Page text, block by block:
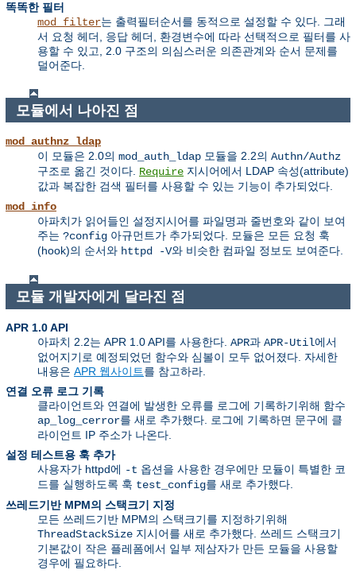
똑똑한 필터
mod_filter는 출력필터순서를 동적으로 설정할 수 있다. 그래
서 요청 헤더, 응답 헤더, 환경변수에 따라 선택적으로 필터를 사
용할 수 있고, 2.0 구조의 의심스러운 의존관계와 순서 문제를
덜어준다.
모듈에서 나아진 점
mod_authnz_ldap
이 모듈은 2.0의 mod_auth_ldap 모듈을 2.2의 Authn/Authz
구조로 옮긴 것이다. Require 지시어에서 LDAP 속성(attribute)
값과 복잡한 검색 필터를 사용할 수 있는 기능이 추가되었다.
mod_info
아파치가 읽어들인 설정지시어를 파일명과 줄번호와 같이 보여
주는 ?config 아규먼트가 추가되었다. 모듈은 모든 요청 훅
(hook)의 순서와 httpd -V와 비슷한 컴파일 정보도 보여준다.
모듈 개발자에게 달라진 점
APR 1.0 API
아파치 2.2는 APR 1.0 API를 사용한다. APR과 APR-Util에서
없어지기로 예정되었던 함수와 심볼이 모두 없어졌다. 자세한
내용은 APR 웹사이트를 참고하라.
연결 오류 로그 기록
클라이언트와 연결에 발생한 오류를 로그에 기록하기위해 함수
ap_log_cerror를 새로 추가했다. 로그에 기록하면 문구에 클
라이언트 IP 주소가 나온다.
설정 테스트용 훅 추가
사용자가 httpd에 -t 옵션을 사용한 경우에만 모듈이 특별한 코
드를 실행하도록 훅 test_config를 새로 추가했다.
쓰레드기반 MPM의 스택크기 지정
모든 쓰레드기반 MPM의 스택크기를 지정하기위해
ThreadStackSize 지시어를 새로 추가했다. 쓰레드 스택크기
기본값이 작은 플레폼에서 일부 제삼자가 만든 모듈을 사용할
경우에 필요하다.